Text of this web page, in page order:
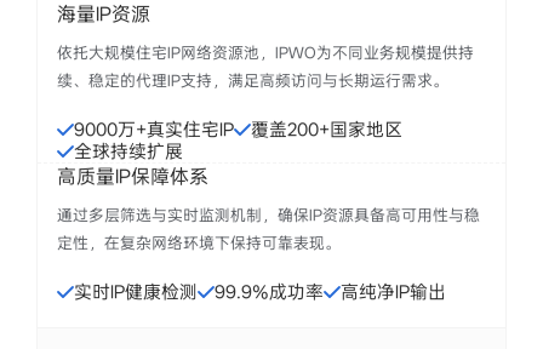
海量IP资源
依托大规模住宅IP网络资源池，IPWO为不同业务规模提供持
续、稳定的代理IP支持，满足高频访问与长期运行需求。
9000万+真实住宅IP
覆盖200+国家地区
全球持续扩展
高质量IP保障体系
通过多层筛选与实时监测机制，确保IP资源具备高可用性与稳
定性，在复杂网络环境下保持可靠表现。
实时IP健康检测 99.9%成功率 高纯净IP输出